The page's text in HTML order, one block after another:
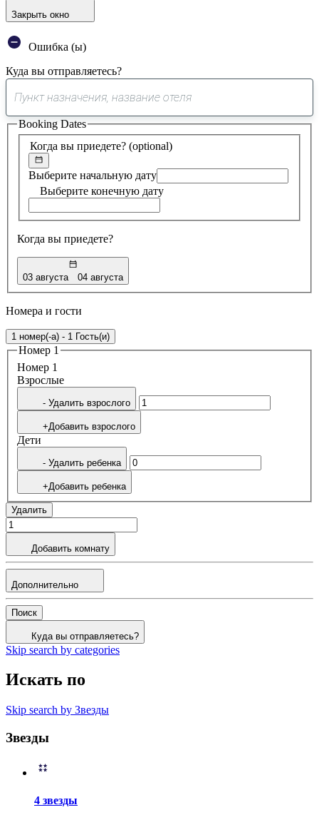
Закрыть окно
Ошибка (ы)
Куда вы отправляетесь?
0
предложение
найдено
Когда вы приедете? (optional)
Выберите начальную дату
Выберите конечную дату
Когда вы приедете?
03 августа 04 августа
Booking Dates
Номера и гости
1 номер(-а) - 1 Гость(и)
Номер 1
Номер 1
Bзрослые
- Удалить взрослого
+Добавить взрослого
Дети
- Удалить ребенка
+Добавить ребенка
Удалить
Добавить комнату
Дополнительно
Поиск
Куда вы отправляетесь?
Skip search by categories
Искать по
Skip search by Звезды
Звезды
4 звезды